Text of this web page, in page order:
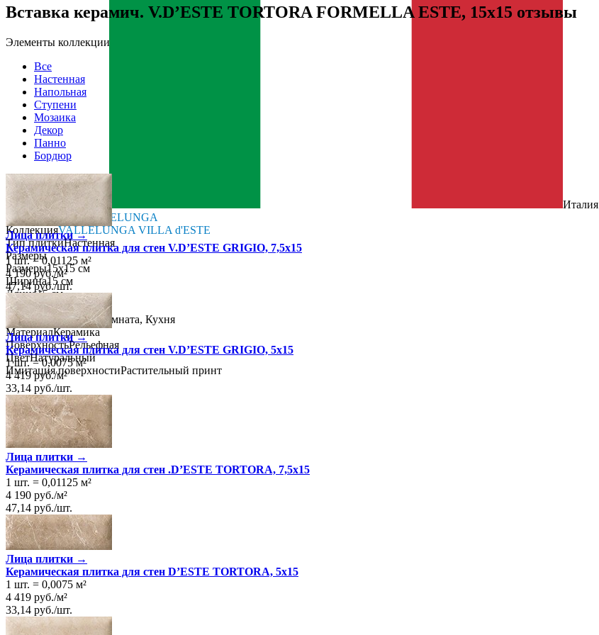
Страна производства
Италия
Производитель VALLELUNGA
КоллекцияVALLELUNGA VILLA d'ESTE
Тип плиткиНастенная
Размеры
Размеры15х15 см
Ширина15 см
Длина15 см
Свойства
НазначениеВанная комната, Кухня
МатериалКерамика
ПоверхностьРельефная
ЦветНатуральный
Имитация поверхностиРастительный принт
Вставка керамич. V.D’ESTE TORTORA FORMELLA ESTE, 15x15 отзывы
Элементы коллекции
Все
Настенная
Напольная
Ступени
Мозаика
Декор
Панно
Бордюр
Лица плитки →
Керамическая плитка для стен V.D’ESTE GRIGIO, 7,5x15
1 шт.=0,01125 м²
4 190 руб./м²
47,14 руб./шт.
Лица плитки →
Керамическая плитка для стен V.D’ESTE GRIGIO, 5x15
1 шт.=0,0075 м²
4 419 руб./м²
33,14 руб./шт.
Лица плитки →
Керамическая плитка для стен .D’ESTE TORTORA, 7,5x15
1 шт. = 0,01125 м²
4 190 руб./м²
47,14 руб./шт.
Лица плитки →
Керамическая плитка для стен D’ESTE TORTORA, 5x15
1 шт. = 0,0075 м²
4 419 руб./м²
33,14 руб./шт.